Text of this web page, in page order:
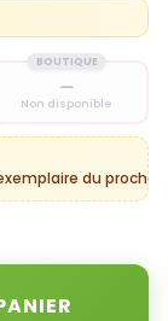
BOUTIQUE
—
Non disponible
du